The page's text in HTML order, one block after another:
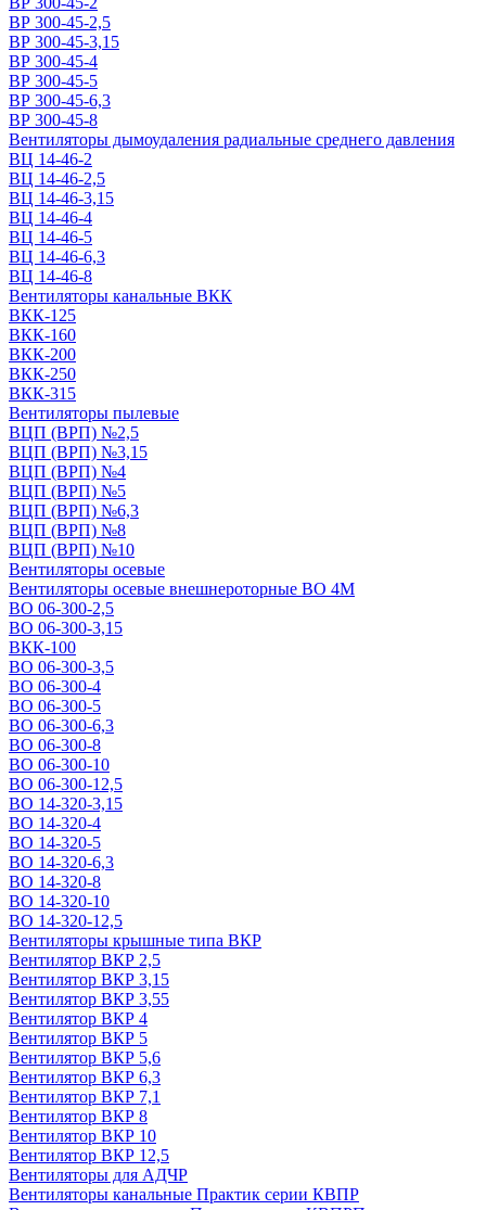
ВР 300-45-2,5
ВР 300-45-3,15
ВР 300-45-4
ВР 300-45-5
ВР 300-45-6,3
ВР 300-45-8
Вентиляторы дымоудаления радиальные среднего давления
ВЦ 14-46-2
ВЦ 14-46-2,5
ВЦ 14-46-3,15
ВЦ 14-46-4
ВЦ 14-46-5
ВЦ 14-46-6,3
ВЦ 14-46-8
Вентиляторы канальные ВКК
ВКК-125
ВКК-160
ВКК-200
ВКК-250
ВКК-315
Вентиляторы пылевые
ВЦП (ВРП) №2,5
ВЦП (ВРП) №3,15
ВЦП (ВРП) №4
ВЦП (ВРП) №5
ВЦП (ВРП) №6,3
ВЦП (ВРП) №8
ВЦП (ВРП) №10
Вентиляторы осевые
Вентиляторы осевые внешнероторные ВО 4М
ВО 06-300-2,5
ВО 06-300-3,15
ВКК-100
ВО 06-300-3,5
ВО 06-300-4
ВО 06-300-5
ВО 06-300-6,3
ВО 06-300-8
ВО 06-300-10
ВО 06-300-12,5
ВО 14-320-3,15
ВО 14-320-4
ВО 14-320-5
ВО 14-320-6,3
ВО 14-320-8
ВО 14-320-10
ВО 14-320-12,5
Вентиляторы крышные типа ВКР
Вентилятор ВКР 2,5
Вентилятор ВКР 3,15
Вентилятор ВКР 3,55
Вентилятор ВКР 4
Вентилятор ВКР 5
Вентилятор ВКР 5,6
Вентилятор ВКР 6,3
Вентилятор ВКР 7,1
Вентилятор ВКР 8
Вентилятор ВКР 10
Вентилятор ВКР 12,5
Вентиляторы для АДЧР
Вентиляторы канальные Практик серии КВПР